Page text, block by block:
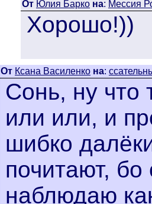
От Юлия Барко на: Мессия
Хорошо!))
От Ксана Василенко на:
Сонь, ну что
или или, и
шибко
почитают,
наблюдаю